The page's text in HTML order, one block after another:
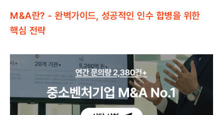
M&A란? - 완벽가이드, 성공적인 인수 합병을 위한
핵심 전략